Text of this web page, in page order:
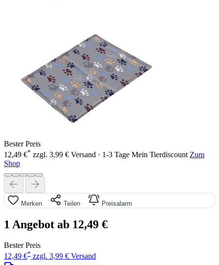
Bester Preis
12,49 €* zzgl. 3,99 € Versand · 1-3 Tage Mein Tierdiscount Zum
Shop
Merken Teilen Preisalarm
1 Angebot ab 12,49 €
Bester Preis
12,49 €* zzgl. 3,99 € Versand